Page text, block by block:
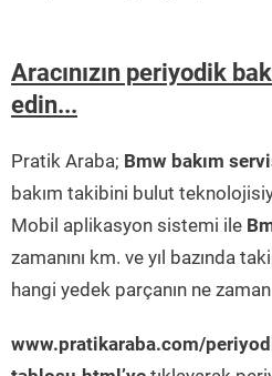
Aracınızın periyodik
edin...
Pratik Araba; Bmw bakım
bakım takibini bulut
Mobil aplikasyon sistemi ile
zamanını km. ve yıl bazında
hangi yedek parçanın ne
www.pratikaraba.com/